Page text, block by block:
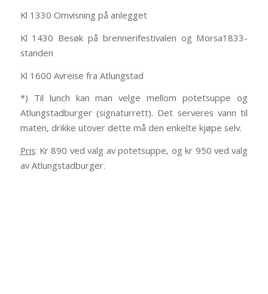
Kl 1330 Omvisning på anlegget
Kl 1430 Besøk på brennerifestivalen og Morsa1833-
standen
Kl 1600 Avreise fra Atlungstad
*) Til lunch kan man velge mellom potetsuppe og
Atlungstadburger (signaturrett). Det serveres vann til
maten, drikke utover dette må den enkelte kjøpe selv.
Pris: Kr 890 ved valg av potetsuppe, og kr 950 ved valg
av Atlungstadburger.